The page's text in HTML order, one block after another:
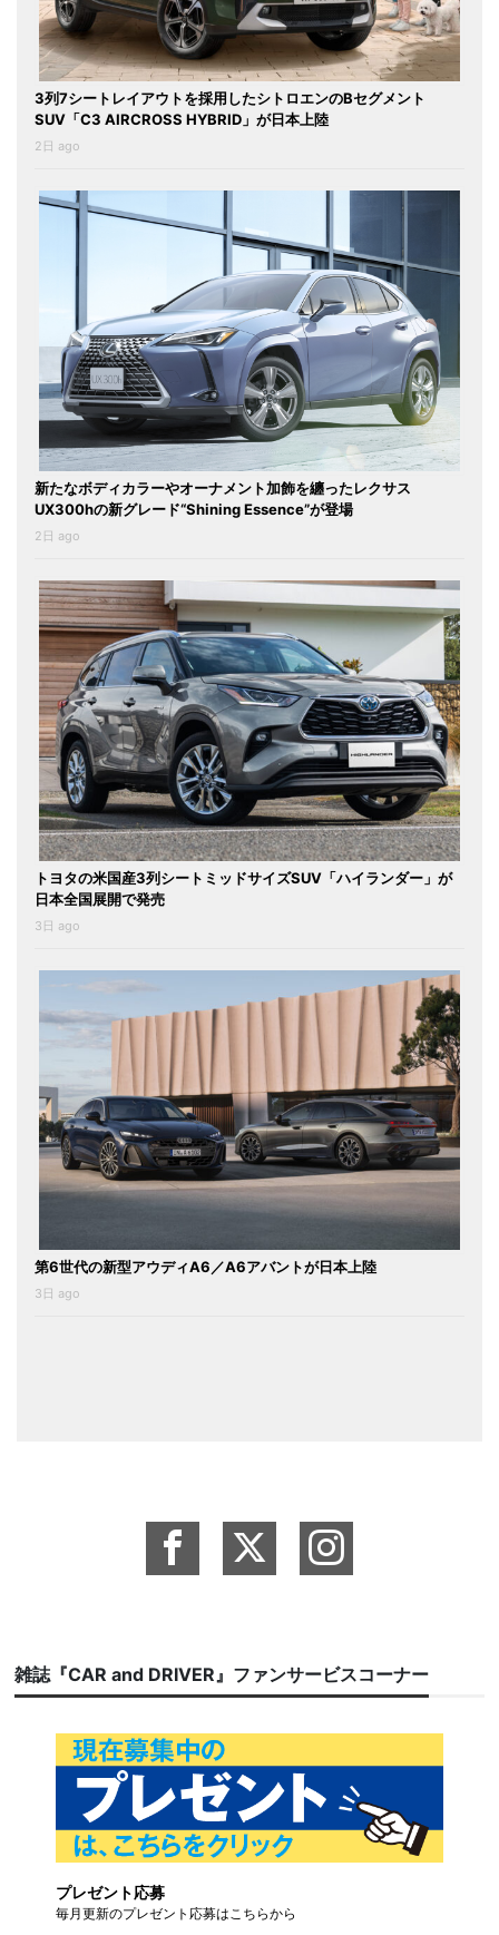
3列7シートレイアウトを採用したシトロエンのBセグメント
SUV「C3 AIRCROSS HYBRID」が日本上陸
2日 ago
新たなボディカラーやオーナメント加飾を纏ったレクサス
UX300hの新グレード“Shining Essence”が登場
2日 ago
トヨタの米国産3列シートミッドサイズSUV「ハイランダー」が
日本全国展開で発売
3日 ago
第6世代の新型アウディA6／A6アバントが日本上陸
3日 ago
雑誌『CAR and DRIVER』ファンサービスコーナー
プレゼント応募
毎月更新のプレゼント応募はこちらから